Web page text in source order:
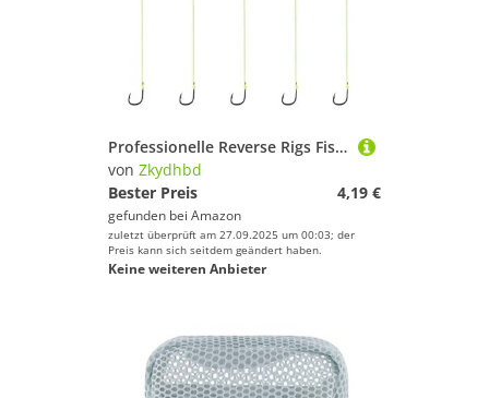
Professionelle Reverse Rigs Fishhook Leichte Käfig Feeder Kohlenstoffstahl Anti Design Süßwassersee Köder Federung Haken Anti Boden Bohrinseln Fischerköder
von Zkydhbd
Bester Preis
4,19 €
gefunden bei Amazon
zuletzt überprüft am 27.09.2025 um 00:03; der
Preis kann sich seitdem geändert haben.
Keine weiteren Anbieter